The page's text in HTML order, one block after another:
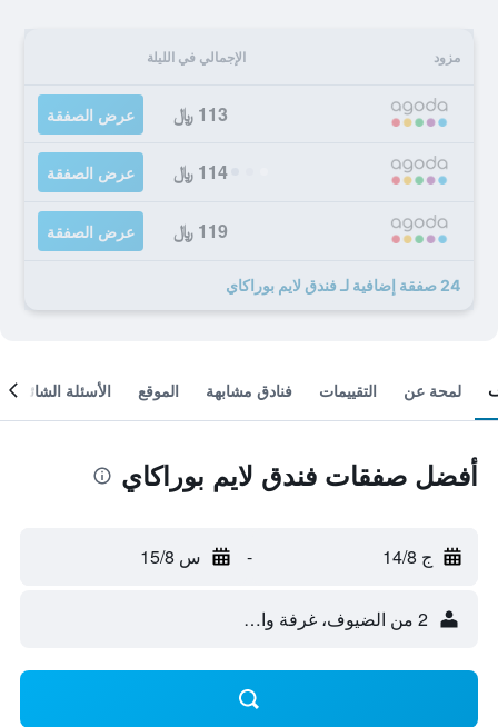
مزود الإجمالي في الليلة
113 ﷼ عرض الصفقة
114 ﷼ عرض الصفقة
119 ﷼ عرض الصفقة
24 صفقة إضافية لـ فندق لايم بوراكاي
لمحة عن التقييمات فنادق مشابهة الموقع الأسئلة الشائعة
أفضل صفقات فندق لايم بوراكاي
ج 14/8 - س 15/8
2 من الضيوف، غرفة واحدة